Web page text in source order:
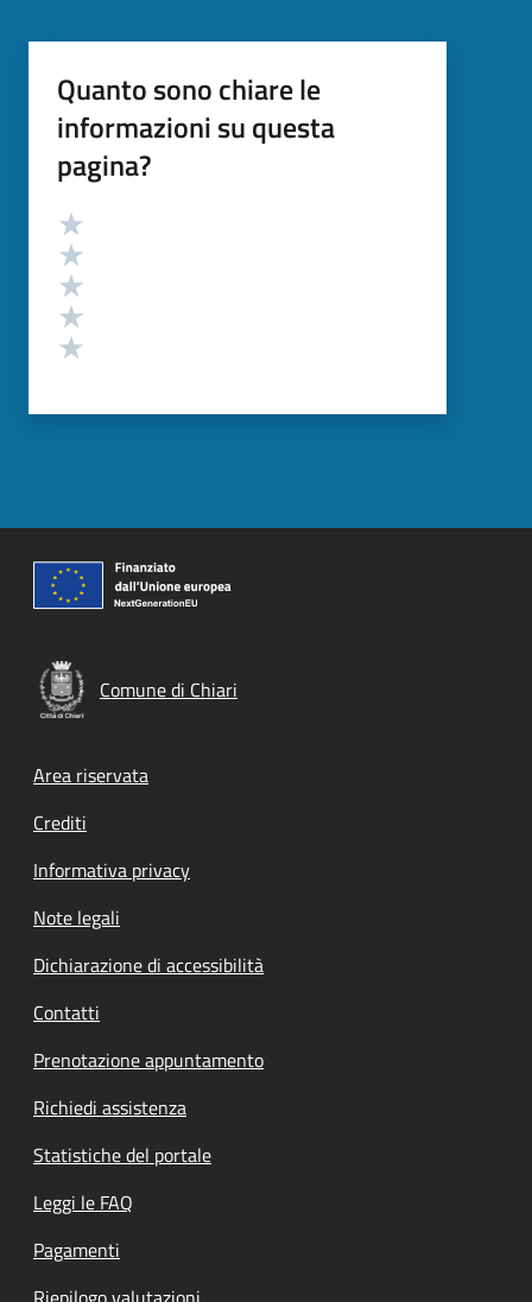
Quanto sono chiare le
informazioni su questa
pagina?
Valutazione
Comune di Chiari
Footer menu
Area riservata
Crediti
Informativa privacy
Note legali
Dichiarazione di accessibilità
Contatti
Prenotazione appuntamento
Richiedi assistenza
Statistiche del portale
Leggi le FAQ
Pagamenti